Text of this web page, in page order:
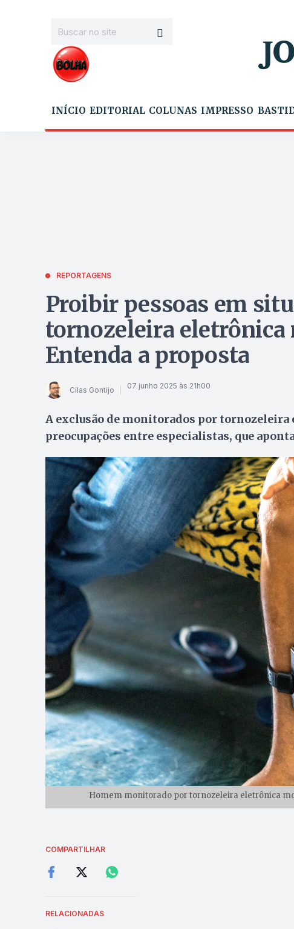
INÍCIO EDITORIAL COLUNAS IMPRESSO
REPORTAGENS
Proibir pessoas em
tornozeleira eletrônica
Entenda a proposta
Cilas Gontijo 07 junho 2025 às 21h00
A exclusão de monitorados por
preocupações entre especialistas, que
Homem monitorado por tornozeleira eletrônica
COMPARTILHAR
RELACIONADAS